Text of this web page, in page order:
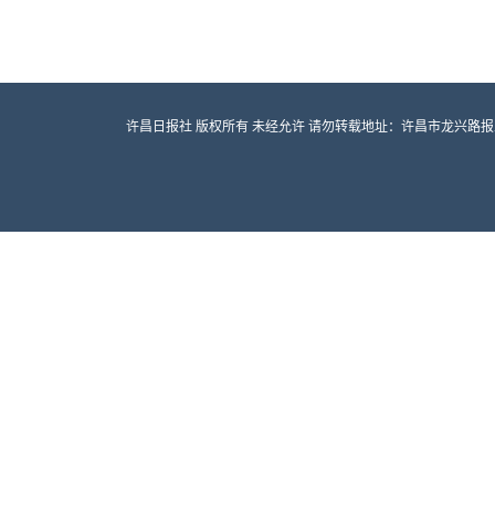
许昌日报社 版权所有 未经允许 请勿转载地址：许昌市龙兴路